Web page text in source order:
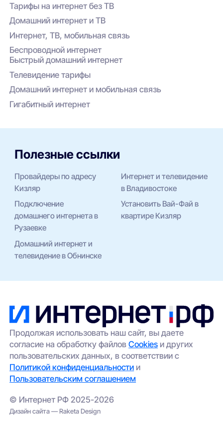
Тарифы на интернет без ТВ
Домашний интернет и ТВ
Интернет, ТВ, мобильная связь
Беспроводной интернет
Быстрый домашний интернет
Телевидение тарифы
Домашний интернет и мобильная связь
Гигабитный интернет
Полезные ссылки
Провайдеры по адресу
Кизляр
Интернет и телевидение
в Владивостоке
Подключение
домашнего интернета в
Рузаевке
Установить Вай-Фай в
квартире Кизляр
Домашний интернет и
телевидение в Обнинске
Продолжая использовать наш сайт, вы даете
согласие на обработку файловCookies и других
пользовательских данных, в соответствии с
Политикой конфиденциальности и
Пользовательским соглашением
© Интернет РФ 2025-2026
Дизайн сайта — Raketa Design